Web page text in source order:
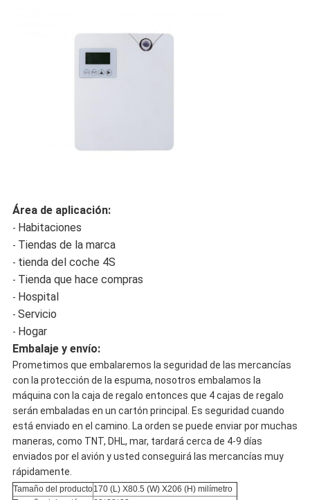
Área de aplicación:
- Habitaciones
- Tiendas de la marca
- tienda del coche 4S
- Tienda que hace compras
- Hospital
- Servicio
- Hogar
Embalaje y envío:
Prometimos que embalaremos la seguridad de las mercancías
con la protección de la espuma, nosotros embalamos la
máquina con la caja de regalo entonces que 4 cajas de regalo
serán embaladas en un cartón principal. Es seguridad cuando
está enviado en el camino. La orden se puede enviar por muchas
maneras, como TNT, DHL, mar, tardará cerca de 4-9 días
enviados por el avión y usted conseguirá las mercancías muy
rápidamente.
Tamaño del producto170 (L) X80.5 (W) X206 (H) milímetro